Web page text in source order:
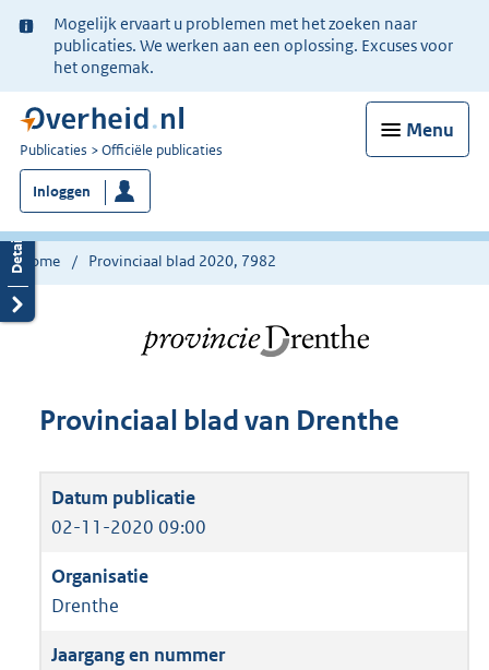
Ter
informatie:
Mogelijk ervaart u problemen met het zoeken naar
publicaties. We werken aan een oplossing. Excuses voor
het ongemak.
Menu
U
bent
nu
hier:
Publicaties Officiële publicaties
Inloggen
Home Provinciaal blad 2020, 7982
Provinciaal blad van Drenthe
02-11-2020 09:00
Drenthe